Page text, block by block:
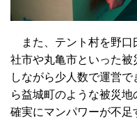
また、テント村を野口
社市や丸亀市といった被
しながら少人数で運営
ら益城町のような被災地
確実にマンパワーが不